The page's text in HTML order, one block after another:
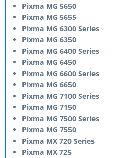
Pixma MG 5650
Pixma MG 5655
Pixma MG 6300 Series
Pixma MG 6350
Pixma MG 6400 Series
Pixma MG 6450
Pixma MG 6600 Series
Pixma MG 6650
Pixma MG 7100 Series
Pixma MG 7150
Pixma MG 7500 Series
Pixma MG 7550
Pixma MX 720 Series
Pixma MX 725